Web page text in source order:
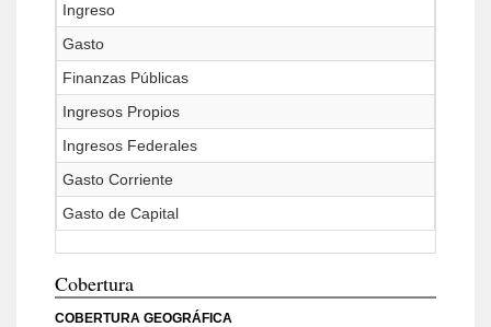
Ingreso
Gasto
Finanzas Públicas
Ingresos Propios
Ingresos Federales
Gasto Corriente
Gasto de Capital
Cobertura
COBERTURA GEOGRÁFICA